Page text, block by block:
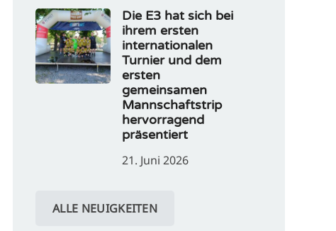
Die E3 hat sich bei
ihrem ersten
internationalen
Turnier und dem
ersten
gemeinsamen
Mannschaftstrip
hervorragend
präsentiert
21. Juni 2026
ALLE NEUIGKEITEN